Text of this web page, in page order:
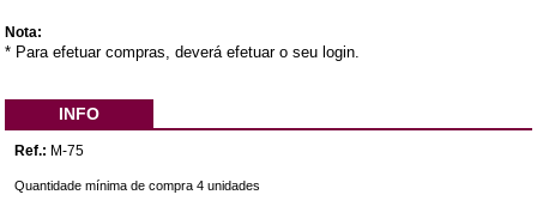
Nota:
* Para efetuar compras, deverá efetuar o seu login.
INFO
Ref.: M-75
Quantidade mínima de compra 4 unidades